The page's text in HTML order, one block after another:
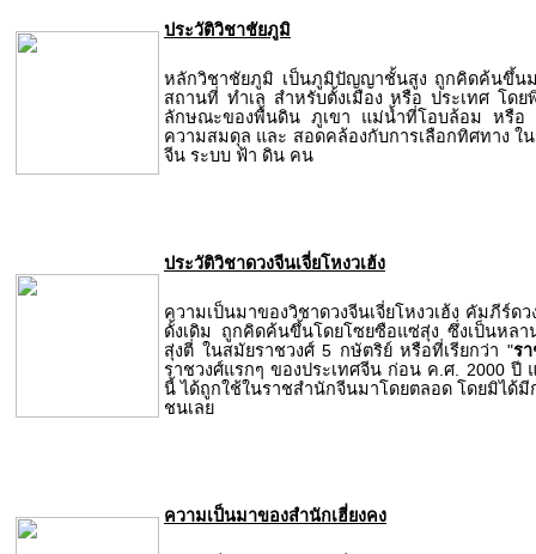
ประวัติวิชาชัยภูมิ
หลักวิชาชัยภูมิ เป็นภูมิปัญญาชั้นสูง ถูกคิดค้นขึ้นม
สถานที่ ทำเล สำหรับตั้งเมือง หรือ ประเทศ โดย
ลักษณะของพื้นดิน ภูเขา แม่น้ำที่โอบล้อม หรือ
ความสมดุล และ สอดคล้องกับการเลือกทิศทาง ใ
จีน ระบบ ฟ้า ดิน คน
ประวัติวิชาดวงจีนเจี่ยโหงวเฮ้ง
ความเป็นมาของวิชาดวงจีนเจี่ยโหงวเฮ้ง คัมภีร์ด
ดั้งเดิม ถูกคิดค้นขึ้นโดยโซยซือแซ่สุ่ง ซึ่งเป็นหล
สุ่งตี่ ในสมัยราชวงศ์ 5 กษัตริย์ หรือที่เรียกว่า "รา
ราชวงศ์แรกๆ ของประเทศจีน ก่อน ค.ศ. 2000 ปี แ
นี้ ได้ถูกใช้ในราชสำนักจีนมาโดยตลอด โดยมิได้มี
ชนเลย
ความเป็นมาของสำนักเฮี่ยงคง